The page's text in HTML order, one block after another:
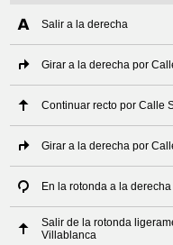
Salir a la derecha
Girar a la derecha por
Continuar recto por Calle
Girar a la derecha por
En la rotonda a la
Salir de la rotonda
Villablanca